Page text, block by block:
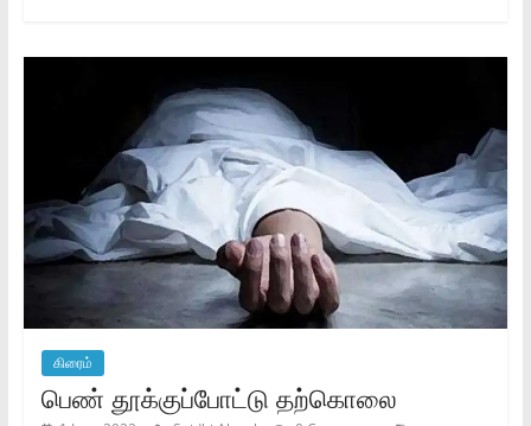
கிரைம்
பெண் தூக்குப்போட்டு தற்கொலை